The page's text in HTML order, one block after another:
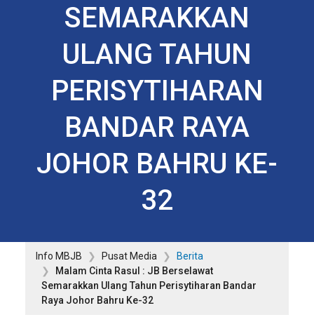
SEMARAKKAN
ULANG TAHUN
PERISYTIHARAN
BANDAR RAYA
JOHOR BAHRU KE-
32
Info MBJB Pusat Media
Berita
Malam Cinta Rasul : JB Berselawat
Semarakkan Ulang Tahun Perisytiharan Bandar
Raya Johor Bahru Ke-32